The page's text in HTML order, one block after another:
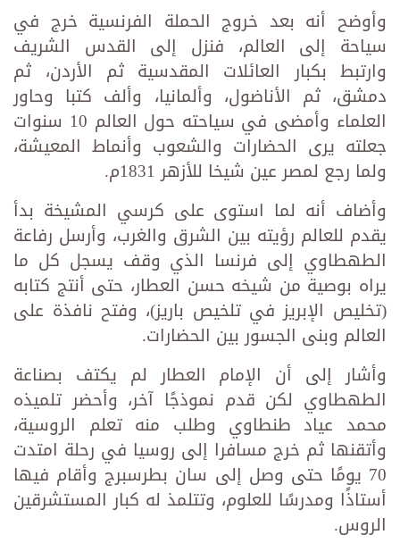
وأوضح أنه بعد خروج الحملة الفرنسية خرج في
سياحة إلى العالم، فنزل إلى القدس الشريف
وارتبط بكبار العائلات المقدسية ثم الأردن، ثم
دمشق، ثم الأناضول، وألمانيا، وألف كتبا وحاور
العلماء وأمضى في سياحته حول العالم 10 سنوات
جعلته يرى الحضارات والشعوب وأنماط المعيشة،
ولما رجع لمصر عين شيخا للأزهر 1831م.
وأضاف أنه لما استوى على كرسي المشيخة بدأ
يقدم للعالم رؤيته بين الشرق والغرب، وأرسل رفاعة
الطهطاوي إلى فرنسا الذي وقف يسجل كل ما
يراه بوصية من شيخه حسن العطار، حتى أنتج كتابه
(تخليص الإبريز في تلخيص باريز)، وفتح نافذة على
العالم وبنى الجسور بين الحضارات.
وأشار إلى أن الإمام العطار لم يكتف بصناعة
الطهطاوي لكن قدم نموذجًا آخر، وأحضر تلميذه
محمد عياد طنطاوي وطلب منه تعلم الروسية،
وأتقنها ثم خرج مسافرا إلى روسيا في رحلة امتدت
70 يومًا حتى وصل إلى سان بطرسبرج وأقام فيها
أستاذًا ومدرسًا للعلوم، وتتلمذ له كبار المستشرقين
الروس.